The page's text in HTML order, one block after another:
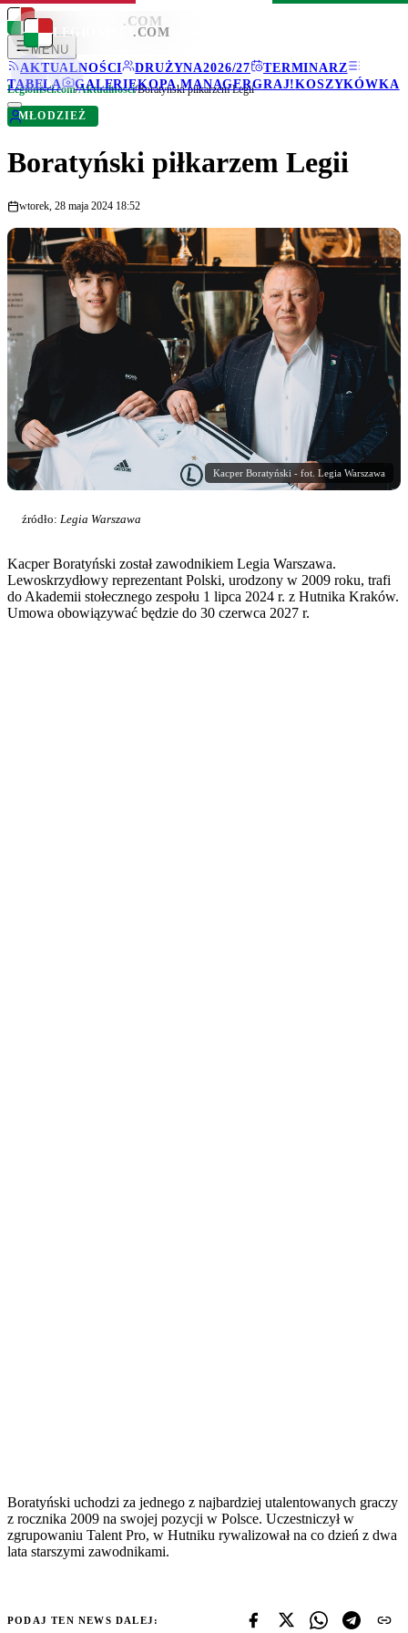
LEGIONISCI .COM
MENU
AKTUALNOŚCI
DRUŻYNA2026/27
TERMINARZ
TABELA
GALERIEKOPA MANAGERGRAJ!KOSZYKÓWKA
LEGIONISCI .COM
Legionisci.com/Aktualności/Boratyński piłkarzem Legii
MŁODZIEŻ
Boratyński piłkarzem Legii
wtorek, 28 maja 2024 18:52
Kacper Boratyński - fot. Legia Warszawa
źródło: Legia Warszawa
Kacper Boratyński został zawodnikiem Legia Warszawa.
Lewoskrzydłowy reprezentant Polski, urodzony w 2009 roku, trafi
do Akademii stołecznego zespołu 1 lipca 2024 r. z Hutnika Kraków.
Umowa obowiązywać będzie do 30 czerwca 2027 r.
Boratyński uchodzi za jednego z najbardziej utalentowanych graczy
z rocznika 2009 na swojej pozycji w Polsce. Uczestniczył w
zgrupowaniu Talent Pro, w Hutniku rywalizował na co dzień z dwa
lata starszymi zawodnikami.
PODAJ TEN NEWS DALEJ: